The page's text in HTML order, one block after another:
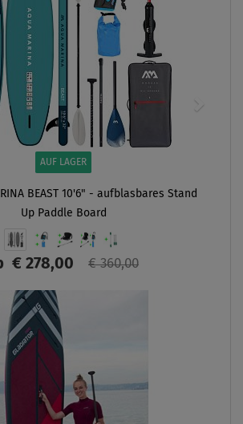
AUF LAGER
BEAST 10'6" - aufblasbares Stand
Up Paddle Board
€ 278,00 € 360,00
ANZEIGEN